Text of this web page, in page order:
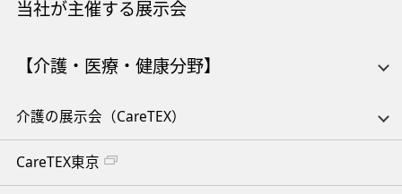
当社が主催する展示会
【介護・医療・健康分野】
介護の展示会（CareTEX）
CareTEX東京